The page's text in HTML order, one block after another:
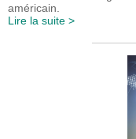
américain.
Lire la suite >